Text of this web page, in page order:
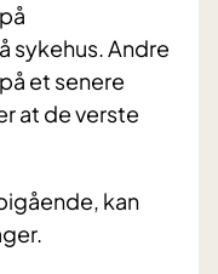
sykehus. Andre
et senere
at de verste
kan